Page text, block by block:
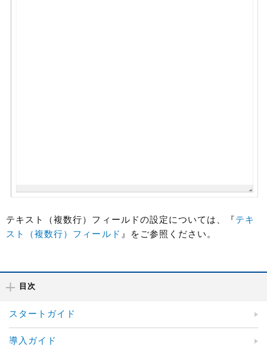
テキスト（複数行）フィールドの設定については、『 テキ
スト（複数行）フィールド 』をご参照ください。
目次
スタートガイド
導入ガイド